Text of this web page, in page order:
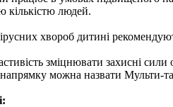
кількістю людей.
хвороб дитині
зміцнювати захисні
можна назвати Мульти-